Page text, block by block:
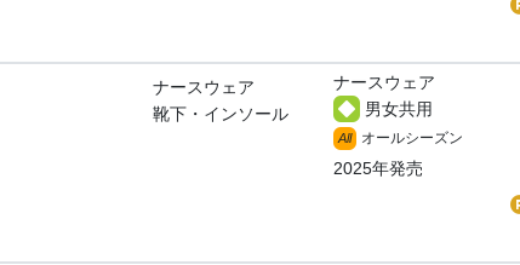
ナースウェア
靴下・インソール
ナースウェア
男女共用
All オールシーズン
2025年発売